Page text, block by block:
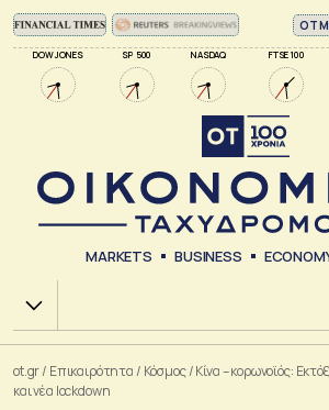
DOW JONES SP 500 NASDAQ FTSE 100
ΟΤ
MARKETS BUSINESS
Χ.Α.
ot.gr/ Επικαιρότητα / Κόσμος/Κίνα – κορωνοϊός:
και νέα lockdown